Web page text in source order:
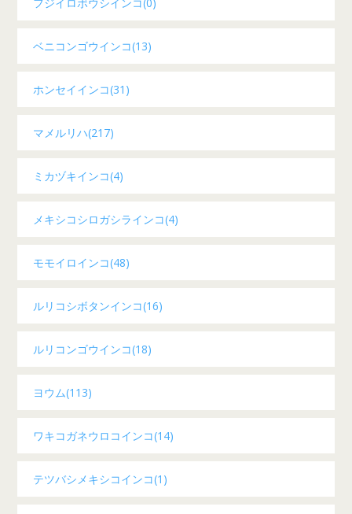
ベニコンゴウインコ(13)
ホンセイインコ(31)
マメルリハ(217)
ミカヅキインコ(4)
メキシコシロガシラインコ(4)
モモイロインコ(48)
ルリコシボタンインコ(16)
ルリコンゴウインコ(18)
ヨウム(113)
ワキコガネウロコインコ(14)
テツバシメキシコインコ(1)